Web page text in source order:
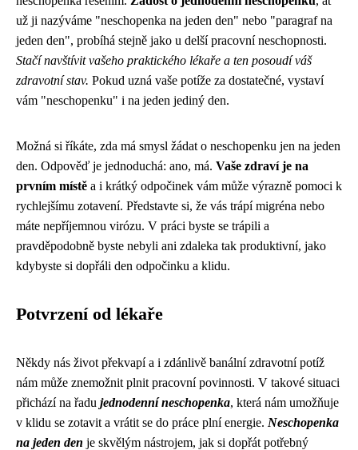
už ji nazýváme "neschopenka na jeden den" nebo "paragraf na
jeden den", probíhá stejně jako u delší pracovní neschopnosti.
Stačí navštívit vašeho praktického lékaře a ten posoudí váš
zdravotní stav. Pokud uzná vaše potíže za dostatečné, vystaví
vám "neschopenku" i na jeden jediný den.
Možná si říkáte, zda má smysl žádat o neschopenku jen na jeden
den. Odpověď je jednoduchá: ano, má. Vaše zdraví je na
prvním místě a i krátký odpočinek vám může výrazně pomoci k
rychlejšímu zotavení. Představte si, že vás trápí migréna nebo
máte nepříjemnou virózu. V práci byste se trápili a
pravděpodobně byste nebyli ani zdaleka tak produktivní, jako
kdybyste si dopřáli den odpočinku a klidu.
Potvrzení od lékaře
Někdy nás život překvapí a i zdánlivě banální zdravotní potíž
nám může znemožnit plnit pracovní povinnosti. V takové situaci
přichází na řadu jednodenní neschopenka, která nám umožňuje
v klidu se zotavit a vrátit se do práce plní energie. Neschopenka
na jeden den je skvělým nástrojem, jak si dopřát potřebný